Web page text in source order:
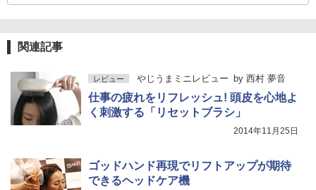
関連記事
レビュー やじうまミニレビュー by 西村 夢音
仕事の疲れをリフレッシュ! 頭皮を心地よ
く刺激する「リセットブラシ」
2014年11月25日
ゴッドハンド再現でリフトアップが期待
できるヘッドケア機